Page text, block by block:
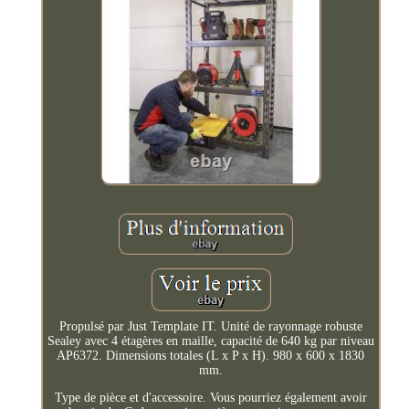
Propulsé par Just Template IT. Unité de rayonnage robuste
Sealey avec 4 étagères en maille, capacité de 640 kg par niveau
AP6372. Dimensions totales (L x P x H). 980 x 600 x 1830
mm.
Type de pièce et d'accessoire. Vous pourriez également avoir